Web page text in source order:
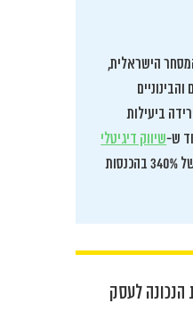
הישראלית,
והבינוניים
ביעילות
ש-שיווק דיגיטלי
מותאם מביא לעלייה של 340% בהכנסות
הנכונה לעסק